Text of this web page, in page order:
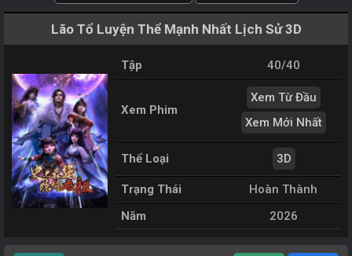
Lão Tổ Luyện Thể Mạnh Nhất Lịch Sử 3D
Tập 40/40
Xem Phim
Xem Từ Đầu
Xem Mới Nhất
Thể Loại 3D
Trạng Thái
Hoàn Thành
Năm
2026